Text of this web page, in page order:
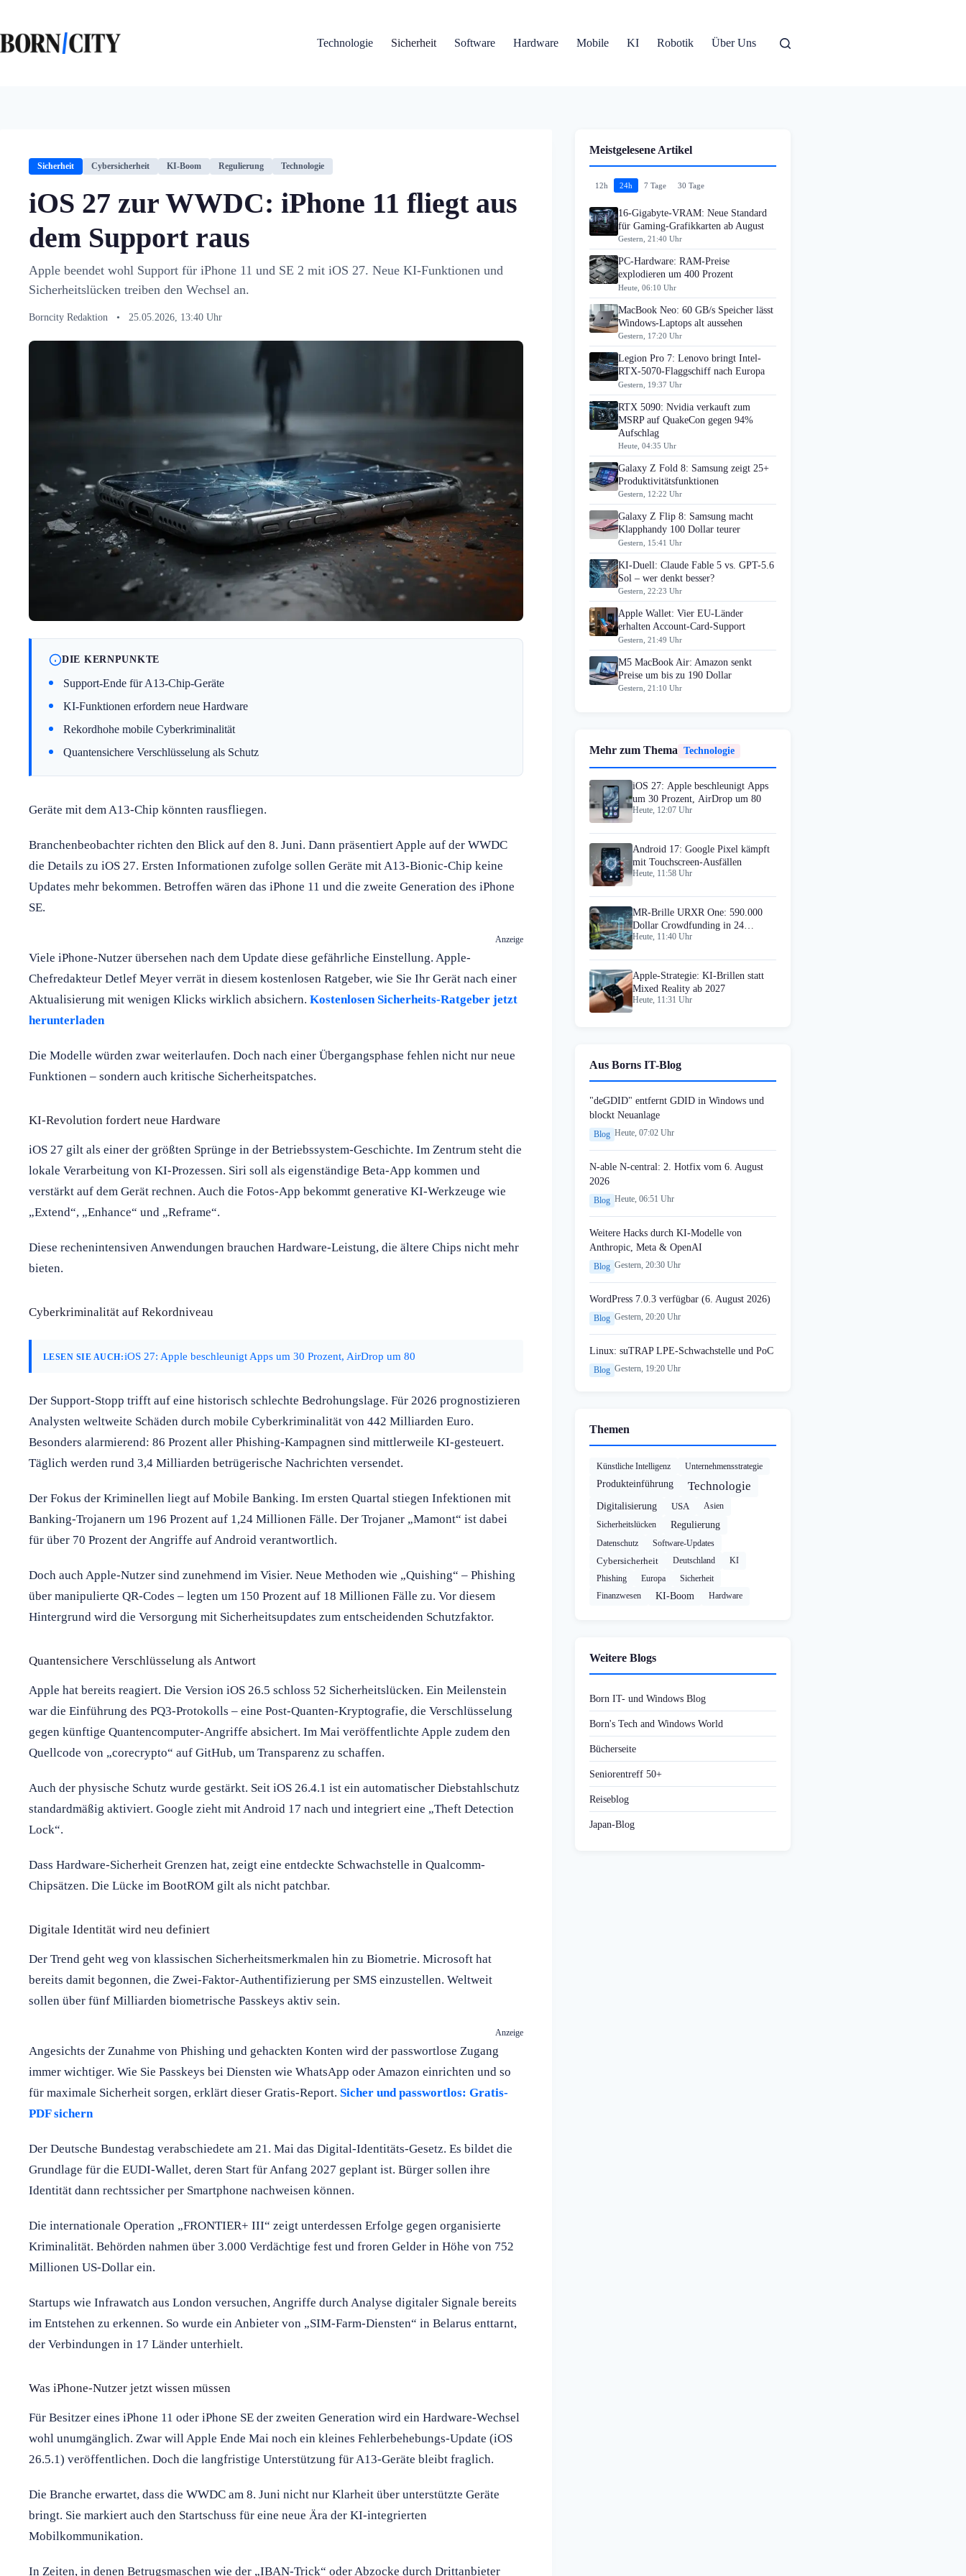
springen
Technologie
Sicherheit Software Hardware Mobile KI Robotik Über Uns
Sicherheit Cybersicherheit KI-Boom Regulierung Technologie
iOS 27 zur WWDC: iPhone 11 fliegt aus
dem Support raus
Apple beendet wohl Support für iPhone 11 und SE 2 mit iOS 27. Neue KI-Funktionen und
Sicherheitslücken treiben den Wechsel an.
Borncity Redaktion • 25.05.2026, 13:40 Uhr
DIE KERNPUNKTE
Support-Ende für A13-Chip-Geräte
KI-Funktionen erfordern neue Hardware
Rekordhohe mobile Cyberkriminalität
Quantensichere Verschlüsselung als Schutz
Geräte mit dem A13-Chip könnten rausfliegen.
Branchenbeobachter richten den Blick auf den 8. Juni. Dann präsentiert Apple auf der WWDC
die Details zu iOS 27. Ersten Informationen zufolge sollen Geräte mit A13-Bionic-Chip keine
Updates mehr bekommen. Betroffen wären das iPhone 11 und die zweite Generation des iPhone
SE.
Anzeige
Viele iPhone-Nutzer übersehen nach dem Update diese gefährliche Einstellung. Apple-
Chefredakteur Detlef Meyer verrät in diesem kostenlosen Ratgeber, wie Sie Ihr Gerät nach einer
Aktualisierung mit wenigen Klicks wirklich absichern. Kostenlosen Sicherheits-Ratgeber jetzt
herunterladen
Die Modelle würden zwar weiterlaufen. Doch nach einer Übergangsphase fehlen nicht nur neue
Funktionen – sondern auch kritische Sicherheitspatches.
KI-Revolution fordert neue Hardware
iOS 27 gilt als einer der größten Sprünge in der Betriebssystem-Geschichte. Im Zentrum steht die
lokale Verarbeitung von KI-Prozessen. Siri soll als eigenständige Beta-App kommen und
verstärkt auf dem Gerät rechnen. Auch die Fotos-App bekommt generative KI-Werkzeuge wie
„Extend“, „Enhance“ und „Reframe“.
Diese rechenintensiven Anwendungen brauchen Hardware-Leistung, die ältere Chips nicht mehr
bieten.
Cyberkriminalität auf Rekordniveau
LESEN SIE AUCH:iOS 27: Apple beschleunigt Apps um 30 Prozent, AirDrop um 80
Der Support-Stopp trifft auf eine historisch schlechte Bedrohungslage. Für 2026 prognostizieren
Analysten weltweite Schäden durch mobile Cyberkriminalität von 442 Milliarden Euro.
Besonders alarmierend: 86 Prozent aller Phishing-Kampagnen sind mittlerweile KI-gesteuert.
Täglich werden rund 3,4 Milliarden betrügerische Nachrichten versendet.
Der Fokus der Kriminellen liegt auf Mobile Banking. Im ersten Quartal stiegen Infektionen mit
Banking-Trojanern um 196 Prozent auf 1,24 Millionen Fälle. Der Trojaner „Mamont“ ist dabei
für über 70 Prozent der Angriffe auf Android verantwortlich.
Doch auch Apple-Nutzer sind zunehmend im Visier. Neue Methoden wie „Quishing“ – Phishing
über manipulierte QR-Codes – legten um 150 Prozent auf 18 Millionen Fälle zu. Vor diesem
Hintergrund wird die Versorgung mit Sicherheitsupdates zum entscheidenden Schutzfaktor.
Quantensichere Verschlüsselung als Antwort
Apple hat bereits reagiert. Die Version iOS 26.5 schloss 52 Sicherheitslücken. Ein Meilenstein
war die Einführung des PQ3-Protokolls – eine Post-Quanten-Kryptografie, die Verschlüsselung
gegen künftige Quantencomputer-Angriffe absichert. Im Mai veröffentlichte Apple zudem den
Quellcode von „corecrypto“ auf GitHub, um Transparenz zu schaffen.
Auch der physische Schutz wurde gestärkt. Seit iOS 26.4.1 ist ein automatischer Diebstahlschutz
standardmäßig aktiviert. Google zieht mit Android 17 nach und integriert eine „Theft Detection
Lock“.
Dass Hardware-Sicherheit Grenzen hat, zeigt eine entdeckte Schwachstelle in Qualcomm-
Chipsätzen. Die Lücke im BootROM gilt als nicht patchbar.
Digitale Identität wird neu definiert
Der Trend geht weg von klassischen Sicherheitsmerkmalen hin zu Biometrie. Microsoft hat
bereits damit begonnen, die Zwei-Faktor-Authentifizierung per SMS einzustellen. Weltweit
sollen über fünf Milliarden biometrische Passkeys aktiv sein.
Anzeige
Angesichts der Zunahme von Phishing und gehackten Konten wird der passwortlose Zugang
immer wichtiger. Wie Sie Passkeys bei Diensten wie WhatsApp oder Amazon einrichten und so
für maximale Sicherheit sorgen, erklärt dieser Gratis-Report. Sicher und passwortlos: Gratis-
PDF sichern
Der Deutsche Bundestag verabschiedete am 21. Mai das Digital-Identitäts-Gesetz. Es bildet die
Grundlage für die EUDI-Wallet, deren Start für Anfang 2027 geplant ist. Bürger sollen ihre
Identität dann rechtssicher per Smartphone nachweisen können.
Die internationale Operation „FRONTIER+ III“ zeigt unterdessen Erfolge gegen organisierte
Kriminalität. Behörden nahmen über 3.000 Verdächtige fest und froren Gelder in Höhe von 752
Millionen US-Dollar ein.
Startups wie Infrawatch aus London versuchen, Angriffe durch Analyse digitaler Signale bereits
im Entstehen zu erkennen. So wurde ein Anbieter von „SIM-Farm-Diensten“ in Belarus enttarnt,
der Verbindungen in 17 Länder unterhielt.
Was iPhone-Nutzer jetzt wissen müssen
Für Besitzer eines iPhone 11 oder iPhone SE der zweiten Generation wird ein Hardware-Wechsel
wohl unumgänglich. Zwar will Apple Ende Mai noch ein kleines Fehlerbehebungs-Update (iOS
26.5.1) veröffentlichen. Doch die langfristige Unterstützung für A13-Geräte bleibt fraglich.
Die Branche erwartet, dass die WWDC am 8. Juni nicht nur Klarheit über unterstützte Geräte
bringt. Sie markiert auch den Startschuss für eine neue Ära der KI-integrierten
Mobilkommunikation.
In Zeiten, in denen Betrugsmaschen wie der „IBAN-Trick“ oder Abzocke durch Drittanbieter
Meistgelesene Artikel
12h 24h 7 Tage 30 Tage
16-Gigabyte-VRAM: Neue Standard
für Gaming-Grafikkarten ab August
Gestern, 21:40 Uhr
PC-Hardware: RAM-Preise
explodieren um 400 Prozent
Heute, 06:10 Uhr
MacBook Neo: 60 GB/s Speicher lässt
Windows-Laptops alt aussehen
Gestern, 17:20 Uhr
Legion Pro 7: Lenovo bringt Intel-
RTX-5070-Flaggschiff nach Europa
Gestern, 19:37 Uhr
RTX 5090: Nvidia verkauft zum
MSRP auf QuakeCon gegen 94%
Aufschlag
Heute, 04:35 Uhr
Galaxy Z Fold 8: Samsung zeigt 25+
Produktivitätsfunktionen
Gestern, 12:22 Uhr
Galaxy Z Flip 8: Samsung macht
Klapphandy 100 Dollar teurer
Gestern, 15:41 Uhr
KI-Duell: Claude Fable 5 vs. GPT-5.6
Sol – wer denkt besser?
Gestern, 22:23 Uhr
Apple Wallet: Vier EU-Länder
erhalten Account-Card-Support
Gestern, 21:49 Uhr
M5 MacBook Air: Amazon senkt
Preise um bis zu 190 Dollar
Gestern, 21:10 Uhr
Mehr zum Thema Technologie
iOS 27: Apple beschleunigt Apps
um 30 Prozent, AirDrop um 80
Heute, 12:07 Uhr
Android 17: Google Pixel kämpft
mit Touchscreen-Ausfällen
Heute, 11:58 Uhr
MR-Brille URXR One: 590.000
Dollar Crowdfunding in 24
Stunden
Heute, 11:40 Uhr
Apple-Strategie: KI-Brillen statt
Mixed Reality ab 2027
Heute, 11:31 Uhr
Aus Borns IT-Blog
"deGDID" entfernt GDID in Windows und
blockt Neuanlage
Blog Heute, 07:02 Uhr
N-able N-central: 2. Hotfix vom 6. August
2026
Blog Heute, 06:51 Uhr
Weitere Hacks durch KI-Modelle von
Anthropic, Meta & OpenAI
Blog Gestern, 20:30 Uhr
WordPress 7.0.3 verfügbar (6. August 2026)
Blog Gestern, 20:20 Uhr
Linux: suTRAP LPE-Schwachstelle und PoC
Blog Gestern, 19:20 Uhr
Themen
Künstliche Intelligenz Unternehmensstrategie
Produkteinführung Technologie
Digitalisierung USA
Asien
Sicherheitslücken
Regulierung
Datenschutz Software-Updates
Cybersicherheit Deutschland
KI
Phishing
Europa
Sicherheit
Finanzwesen
KI-Boom Hardware
Weitere Blogs
Born IT- und Windows Blog
Born's Tech and Windows World
Bücherseite
Seniorentreff 50+
Reiseblog
Japan-Blog